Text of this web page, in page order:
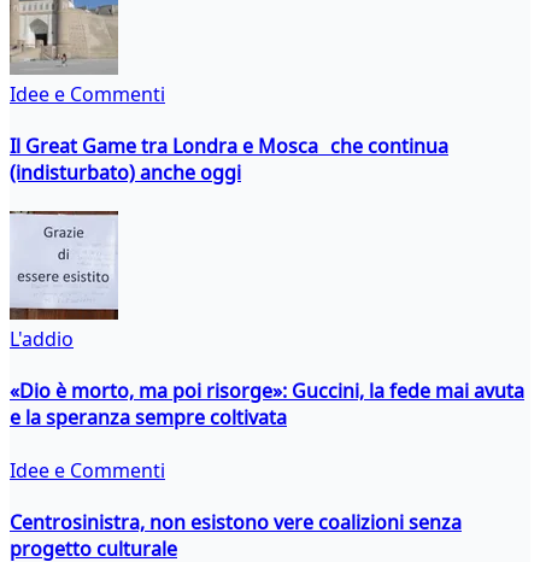
Idee e Commenti
Il Great Game tra Londra e Mosca che continua
(indisturbato) anche oggi
L'addio
«Dio è morto, ma poi risorge»: Guccini, la fede mai avuta
e la speranza sempre coltivata
Idee e Commenti
Centrosinistra, non esistono vere coalizioni senza
progetto culturale